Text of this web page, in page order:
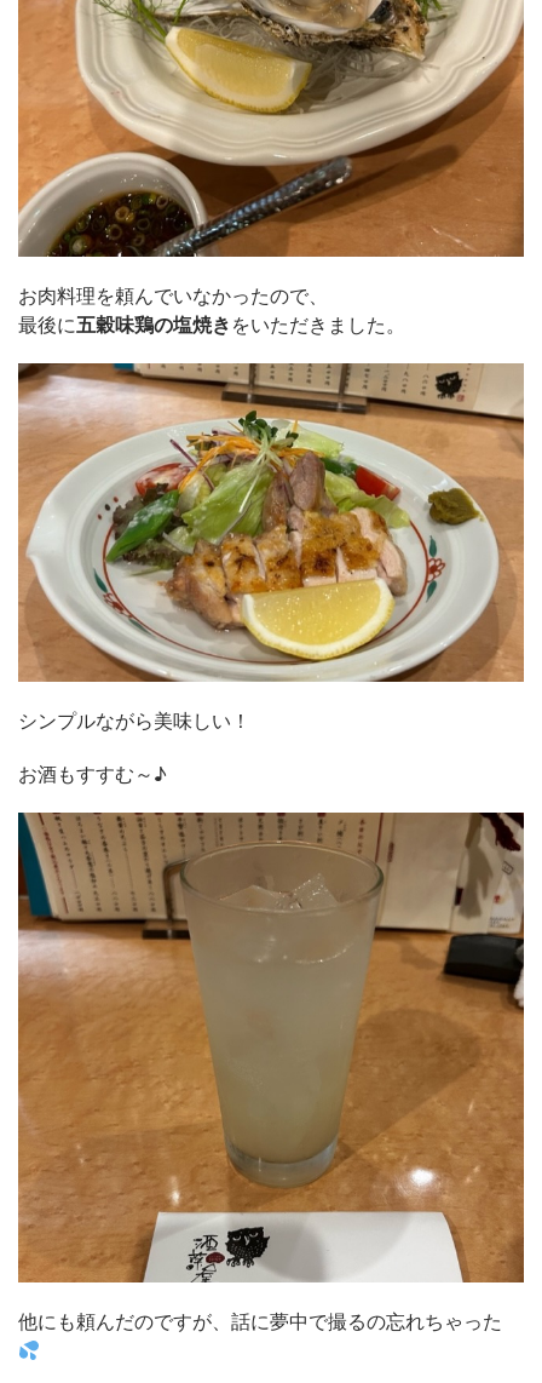
お肉料理を頼んでいなかったので、
最後に五穀味鶏の塩焼きをいただきました。
シンプルながら美味しい！
お酒もすすむ～♪
他にも頼んだのですが、話に夢中で撮るの忘れちゃった